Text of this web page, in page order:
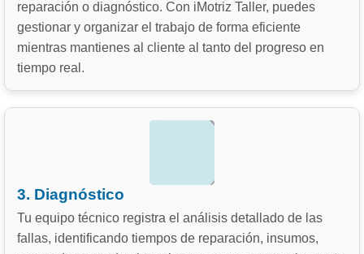
reparación o diagnóstico. Con iMotriz Taller, puedes
gestionar y organizar el trabajo de forma eficiente
mientras mantienes al cliente al tanto del progreso en
tiempo real.
3. Diagnóstico
Tu equipo técnico registra el análisis detallado de las
fallas, identificando tiempos de reparación, insumos,